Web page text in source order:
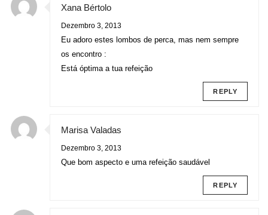
Xana Bértolo
Dezembro 3, 2013
Eu adoro estes lombos de perca, mas nem sempre
os encontro :
Está óptima a tua refeição
REPLY
Marisa Valadas
Dezembro 3, 2013
Que bom aspecto e uma refeição saudável
REPLY